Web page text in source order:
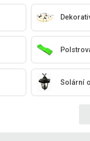
Solární